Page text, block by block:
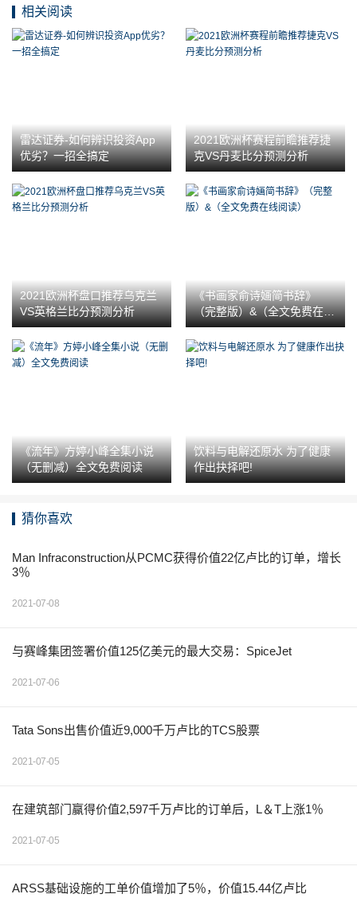
相关阅读
雷达证券-如何辨识投资App
优劣？一招全搞定
2021欧洲杯赛程前瞻推荐捷
克VS丹麦比分预测分析
2021欧洲杯盘口推荐乌克兰
VS英格兰比分预测分析
《书画家俞诗婳简书辞》
（完整版）&（全文免费在线
阅读）
《流年》方婷小峰全集小说
（无删减）全文免费阅读
饮料与电解还原水 为了健康
作出抉择吧!
猜你喜欢
Man Infraconstruction从PCMC获得价值22亿卢比的订单，增长
3％
2021-07-08
与赛峰集团签署价值125亿美元的最大交易：SpiceJet
2021-07-06
Tata Sons出售价值近9,000千万卢比的TCS股票
2021-07-05
在建筑部门赢得价值2,597千万卢比的订单后，L＆T上涨1％
2021-07-05
ARSS基础设施的工单价值增加了​​5％，价值15.44亿卢比